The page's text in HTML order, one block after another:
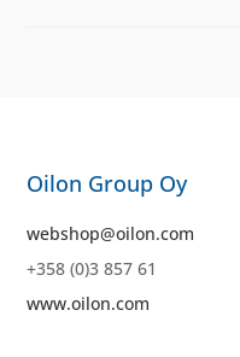
Oilon Group Oy
webshop@oilon.com
+358 (0)3 857 61
www.oilon.com